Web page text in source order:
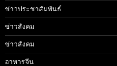
ข่าวประชาสัมพันธ์
ข่าวสังคม
ข่าวสังคม
อาหารจีน